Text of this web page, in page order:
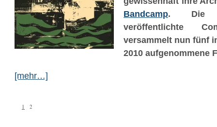
Bandcamp. Die
veröffentlichte
versammelt nun fünf
2010 aufgenommene
[mehr…]
1 2